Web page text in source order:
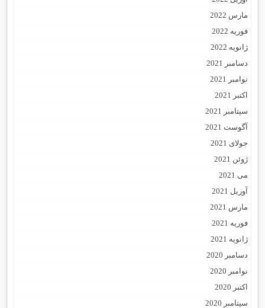
مارس 2022
فوریه 2022
ژانویه 2022
دسامبر 2021
نوامبر 2021
اکتبر 2021
سپتامبر 2021
آگوست 2021
جولای 2021
ژوئن 2021
می 2021
آوریل 2021
مارس 2021
فوریه 2021
ژانویه 2021
دسامبر 2020
نوامبر 2020
اکتبر 2020
سپتامبر 2020